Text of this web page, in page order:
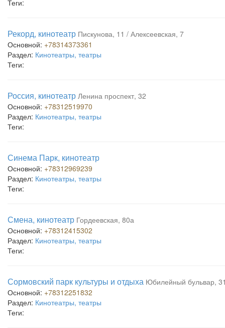
Теги:
Рекорд, кинотеатр Пискунова, 11 / Алексеевская, 7
Основной: +78314373361
Раздел: Кинотеатры, театры
Теги:
Россия, кинотеатр Ленина проспект, 32
Основной: +78312519970
Раздел: Кинотеатры, театры
Теги:
Синема Парк, кинотеатр
Основной: +78312969239
Раздел: Кинотеатры, театры
Теги:
Смена, кинотеатр Гордеевская, 80а
Основной: +78312415302
Раздел: Кинотеатры, театры
Теги:
Сормовский парк культуры и отдыха Юбилейный бульвар,
Основной: +78312251832
Раздел: Кинотеатры, театры
Теги: